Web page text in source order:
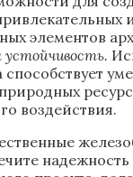
элементов
устойчивость.
способствует
воздействия.
надежность